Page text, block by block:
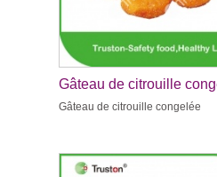
Gâteau de citrouille
Gâteau de citrouille congelée